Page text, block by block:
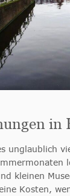
in
unglaublich
kleinen
Kosten,